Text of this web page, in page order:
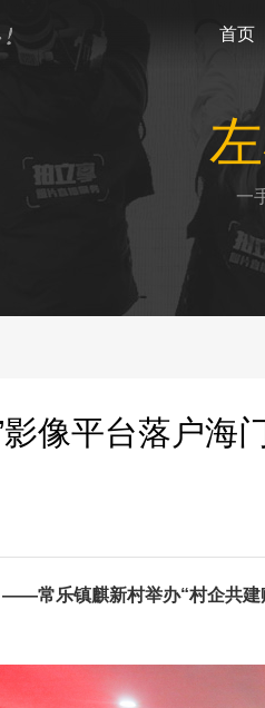
首页
一
影像平台落户海
常乐镇麒新村举办“村企共建